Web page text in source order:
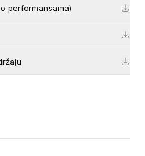
performansama)